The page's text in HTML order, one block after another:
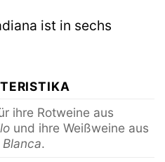
ist in sechs
ihre Rotweine aus
und ihre Weißweine aus
.